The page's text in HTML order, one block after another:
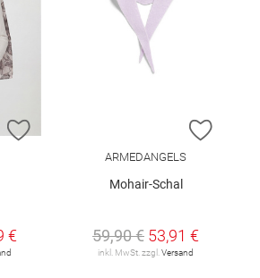
ZUR WUNSCHLISTE HINZUFÜGEN
€
ZUR
ARMEDANGELS
Mohair-Schal
59,90 € 53,91 €
inkl. MwSt. zzgl.Versand